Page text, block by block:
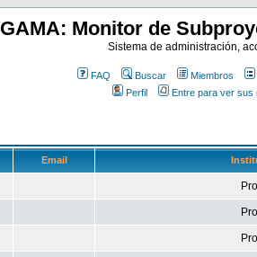
GAMA: Monitor de
Sistema de administración,
FAQ Buscar Miembros
Perfil
Entre para ver sus
Email